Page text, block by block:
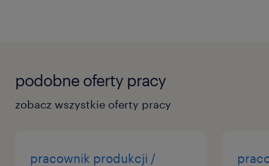
podobne oferty pracy
zobacz wszystkie oferty pracy
pracownik produkcji /